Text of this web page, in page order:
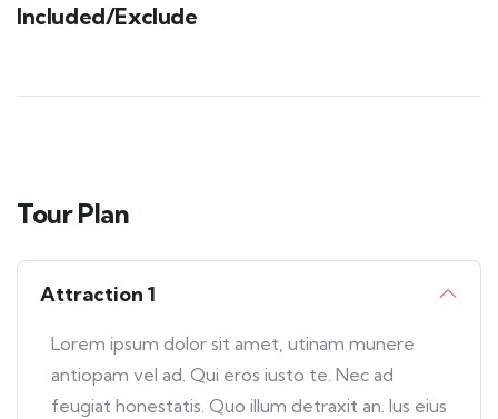
Included/Exclude
Tour Plan
Attraction 1
Lorem ipsum dolor sit amet, utinam munere
antiopam vel ad. Qui eros iusto te. Nec ad
feugiat honestatis. Quo illum detraxit an. Ius eius